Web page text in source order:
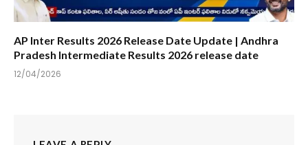
AP Inter Results 2026 Release Date Update | Andhra
Pradesh Intermediate Results 2026 release date
12/04/2026